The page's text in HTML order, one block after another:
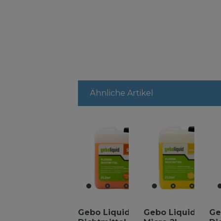
Ähnliche Artikel
Gebo Liquid S 2lGebo Liquid